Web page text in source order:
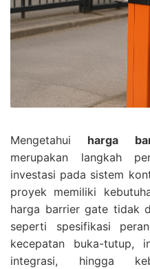
Mengetahui harga
merupakan langkah
investasi pada sistem
proyek memiliki
harga barrier gate tidak
seperti spesifikasi
kecepatan buka-tutup,
integrasi, hingga